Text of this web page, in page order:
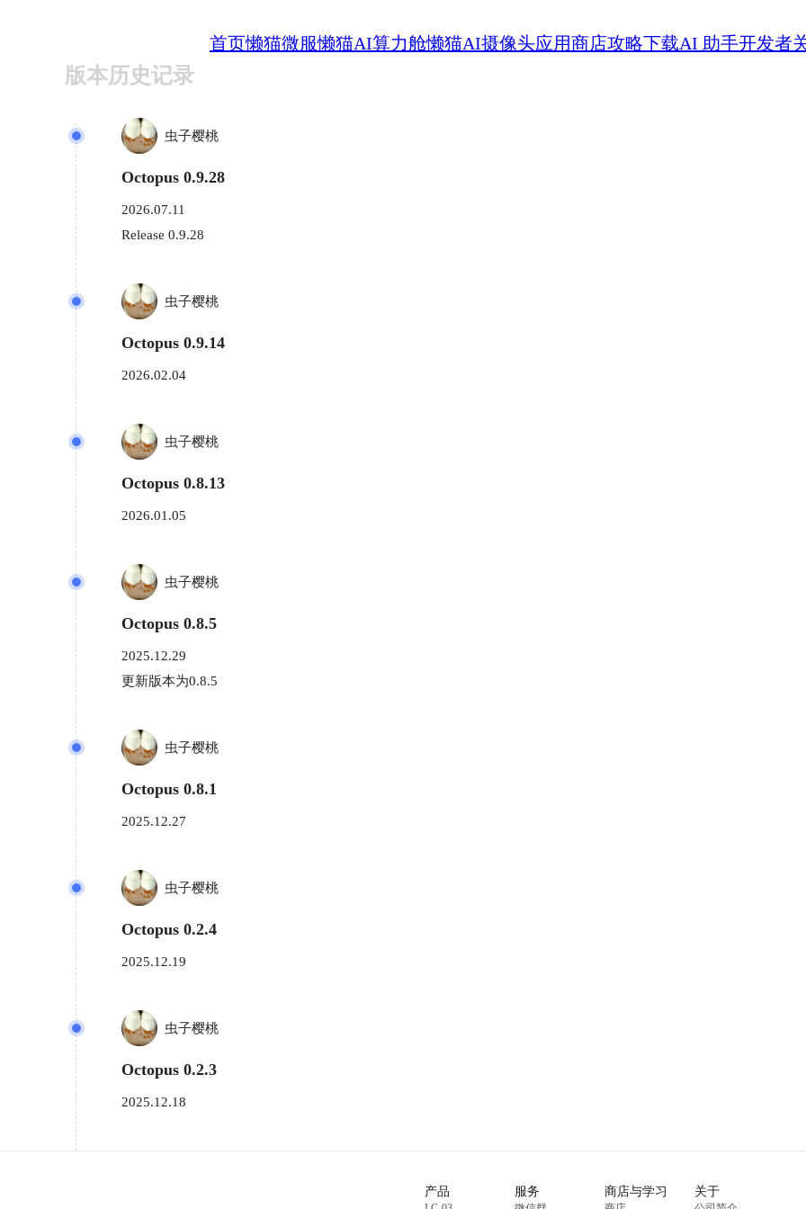
首页懒猫微服懒猫AI算力舱懒猫AI摄像头应用商店攻略下载AI 助手开发者
版本历史记录
虫子樱桃
Octopus 0.9.28
2026.07.11
Release 0.9.28
虫子樱桃
Octopus 0.9.14
2026.02.04
虫子樱桃
Octopus 0.8.13
2026.01.05
虫子樱桃
Octopus 0.8.5
2025.12.29
更新版本为0.8.5
虫子樱桃
Octopus 0.8.1
2025.12.27
虫子樱桃
Octopus 0.2.4
2025.12.19
虫子樱桃
Octopus 0.2.3
2025.12.18
产品 服务 商店与学习 关于